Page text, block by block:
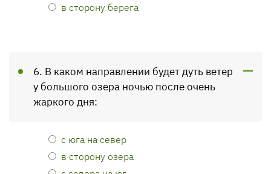
в сторону берега
6. В каком направлении будет дуть ветер
у большого озера ночью после очень
жаркого дня:
с юга на север
в сторону озера